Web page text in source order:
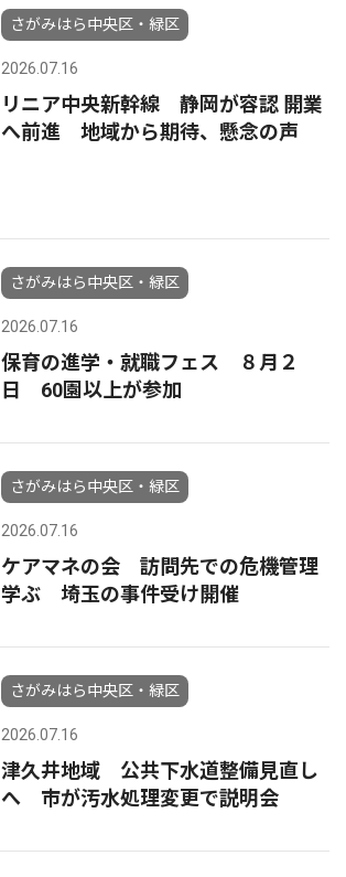
さがみはら中央区・緑区
2026.07.16
リニア中央新幹線 静岡が容認 開業
へ前進 地域から期待、懸念の声
さがみはら中央区・緑区
2026.07.16
保育の進学・就職フェス ８月２
日 60園以上が参加
さがみはら中央区・緑区
2026.07.16
ケアマネの会 訪問先での危機管理
学ぶ 埼玉の事件受け開催
さがみはら中央区・緑区
2026.07.16
津久井地域 公共下水道整備見直し
へ 市が汚水処理変更で説明会